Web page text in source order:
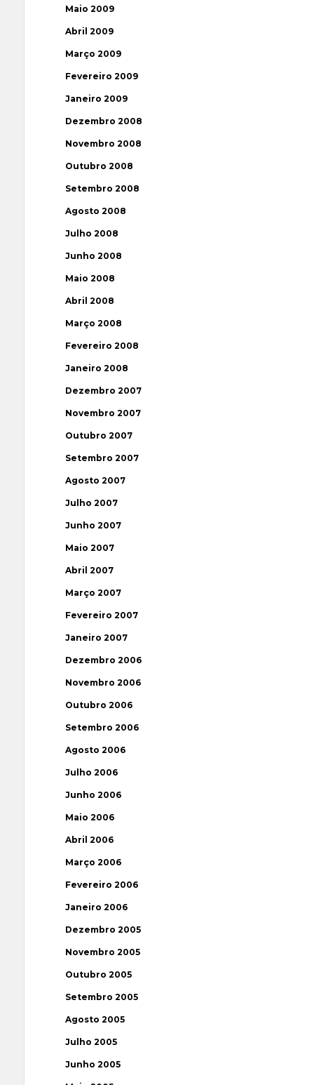
Maio 2009
Abril 2009
Março 2009
Fevereiro 2009
Janeiro 2009
Dezembro 2008
Novembro 2008
Outubro 2008
Setembro 2008
Agosto 2008
Julho 2008
Junho 2008
Maio 2008
Abril 2008
Março 2008
Fevereiro 2008
Janeiro 2008
Dezembro 2007
Novembro 2007
Outubro 2007
Setembro 2007
Agosto 2007
Julho 2007
Junho 2007
Maio 2007
Abril 2007
Março 2007
Fevereiro 2007
Janeiro 2007
Dezembro 2006
Novembro 2006
Outubro 2006
Setembro 2006
Agosto 2006
Julho 2006
Junho 2006
Maio 2006
Abril 2006
Março 2006
Fevereiro 2006
Janeiro 2006
Dezembro 2005
Novembro 2005
Outubro 2005
Setembro 2005
Agosto 2005
Julho 2005
Junho 2005